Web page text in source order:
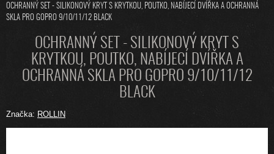
OCHRANNÝ SET - SILIKONOVÝ KRYT S KRYTKOU, POUTKO, NABÍJECÍ DVÍŘKA A OCHRANNÁ
SKLA PRO GOPRO 9/10/11/12 BLACK
OCHRANNÝ SET - SILIKONOVÝ KRYT S
KRYTKOU, POUTKO, NABÍJECÍ DVÍŘKA A
OCHRANNÁ SKLA PRO GOPRO 9/10/11/12
BLACK
Značka: ROLLIN